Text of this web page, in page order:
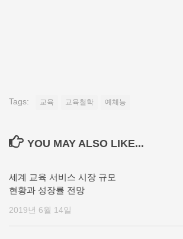
Tags: 교육 교육철학 예체능
YOU MAY ALSO LIKE...
세계 교육 서비스 시장 규모
현황과 성장률 전망
2019년 6월 14일